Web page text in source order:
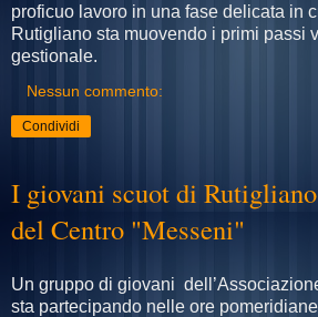
proficuo lavoro in una fase delicata in
Rutigliano sta muovendo i primi passi
gestionale.
Nessun commento:
Condividi
I giovani scuot di
del Centro "Messeni"
Un gruppo di giovani
sta partecipando nelle ore